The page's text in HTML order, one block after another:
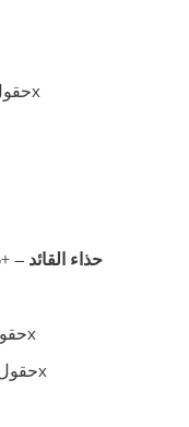
+8 حقول في الساعة على سرعة 3x
حذاء القائد – +75% سرعة القوات بعد أول 20 حقلًا
+5 حقول في الساعة على سرعة 1x
+10 حقول في الساعة على سرعة 3x